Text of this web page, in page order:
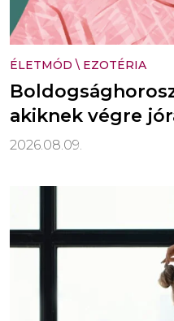
ÉLETMÓD \ EZOTÉRIA
akiknek végre
2026.08.09.